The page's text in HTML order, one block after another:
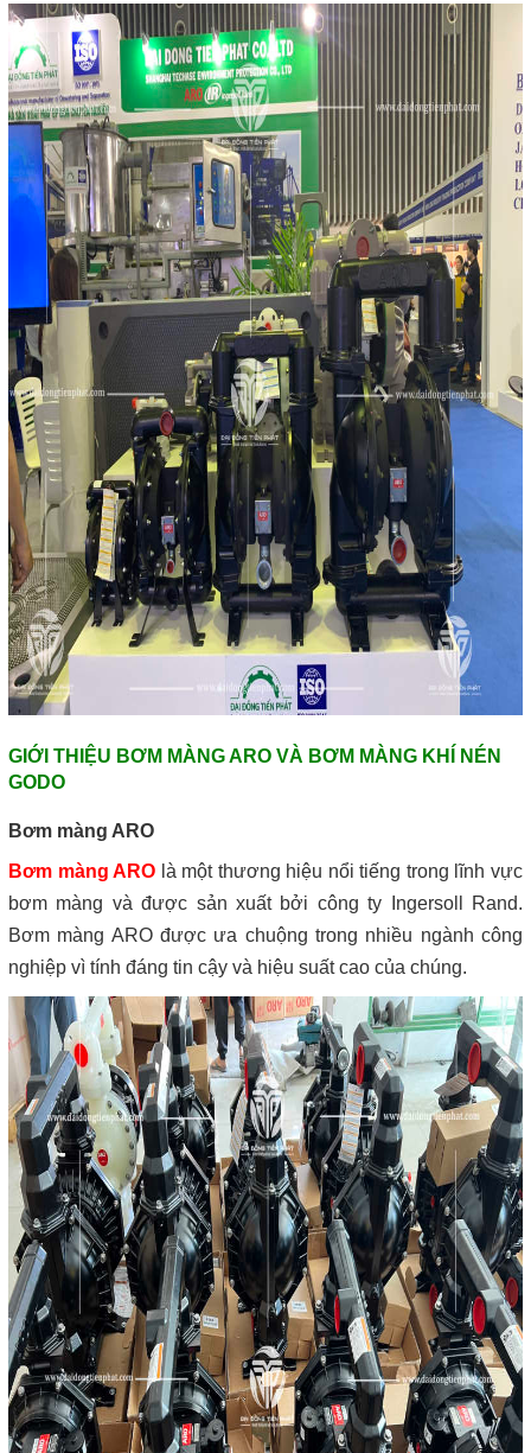
GIỚI THIỆU BƠM MÀNG ARO VÀ BƠM MÀNG KHÍ NÉN
GODO
Bơm màng ARO
Bơm màng ARO là một thương hiệu nổi tiếng trong lĩnh vực
bơm màng và được sản xuất bởi công ty Ingersoll Rand.
Bơm màng ARO được ưa chuộng trong nhiều ngành công
nghiệp vì tính đáng tin cậy và hiệu suất cao của chúng.